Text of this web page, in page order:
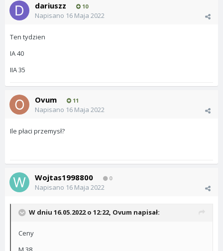
dariuszz 10
Napisano 16 Maja 2022
Ten tydzien
IA 40
IIA 35
Ovum 11
Napisano 16 Maja 2022
Ile płaci przemysł?
Wojtas1998800 0
Napisano 16 Maja 2022
W dniu 16.05.2022 o 12:22, Ovum napisał:
Ceny